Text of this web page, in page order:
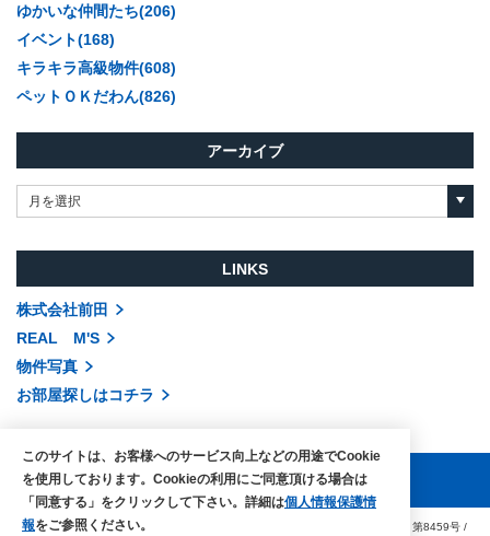
ゆかいな仲間たち(206)
イベント(168)
キラキラ高級物件(608)
ペットＯＫだわん(826)
アーカイブ
月を選択
LINKS
株式会社前田
REAL M'S
物件写真
お部屋探しはコチラ
COPYRIGHTS © MAEDA co.,ltd. ALL RIGHTS RESERVED. 国土交通大臣（3）第8459号 /
このサイトは、お客様へのサービス向上などの用途でCookie
を使用しております。Cookieの利用にご同意頂ける場合は
「同意する」をクリックして下さい。詳細は個人情報保護情
報をご参照ください。